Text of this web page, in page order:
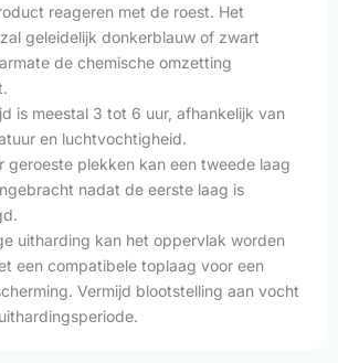
reageren met de roest. Het
geleidelijk donkerblauw of zwart
de chemische omzetting
is meestal 3 tot 6 uur, afhankelijk van
en luchtvochtigheid.
geroeste plekken kan een tweede laag
nadat de eerste laag is
uitharding kan het oppervlak worden
een compatibele toplaag voor een
Vermijd blootstelling aan vocht